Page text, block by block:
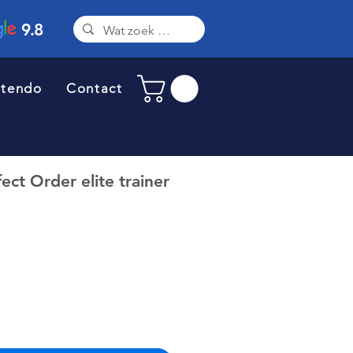
9.8
Contact
Order elite trainer